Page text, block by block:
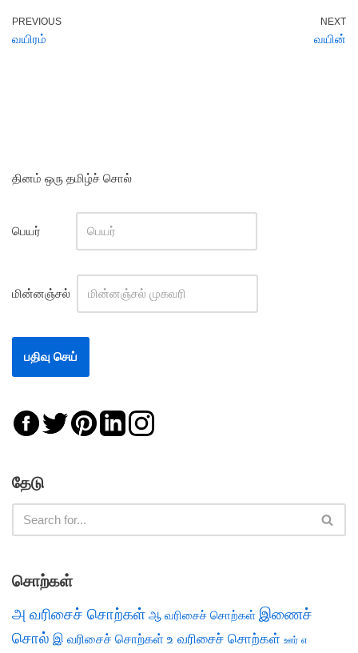
PREVIOUS
வயிரம்
NEXT
வயின்
தினம் ஒரு தமிழ்ச் சொல்
பெயர்
மின்னஞ்சல்
தேடு
சொற்கள்
அ வரிசைச் சொற்கள் ஆ வரிசைச் சொற்கள் இணைச்
சொல் இ வரிசைச் சொற்கள் உ வரிசைச் சொற்கள் ஊர் எ